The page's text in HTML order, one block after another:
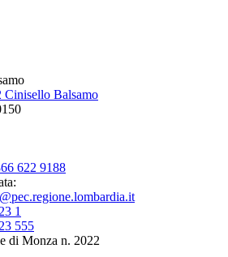
Balsamo
622 9188
1
555
di Monza n. 2022